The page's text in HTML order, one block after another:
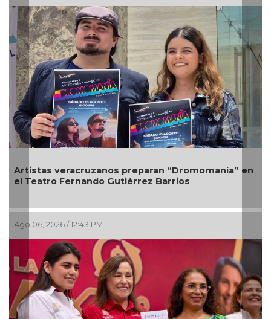
Congreso pide reforzar seguridad en cajeros
automáticos para proteger a adultos mayores
Ago 06, 2026 / 11:26 AM